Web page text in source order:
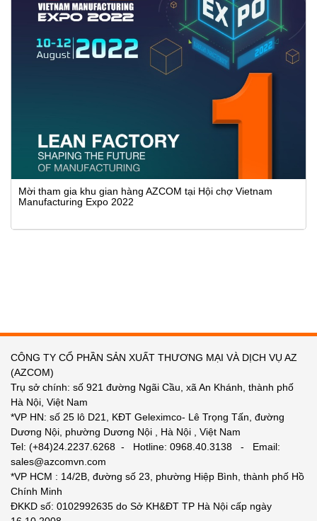
Mời tham gia khu gian hàng AZCOM tại Hội chợ Vietnam
Manufacturing Expo 2022
CÔNG TY CỔ PHẦN SẢN XUẤT THƯƠNG MẠI VÀ DỊCH VỤ AZ
(AZCOM)
Trụ sở chính: số 921 đường Ngãi Cầu, xã An Khánh, thành phố
Hà Nội, Việt Nam
*VP HN: số 25 lô D21, KĐT Geleximco- Lê Trọng Tấn, đường
Dương Nội, phường Dương Nội , Hà Nội , Việt Nam
Tel: (+84)24.2237.6268 - Hotline: 0968.40.3138 - Email:
sales@azcomvn.com
*VP HCM : 14/2B, đường số 23, phường Hiệp Bình, thành phố Hồ
Chính Minh
ĐKKD số: 0102992635 do Sở KH&ĐT TP Hà Nội cấp ngày